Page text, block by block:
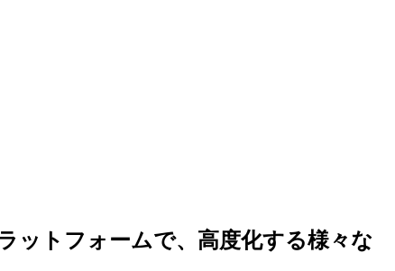
ットフォームで、高度化する様々な